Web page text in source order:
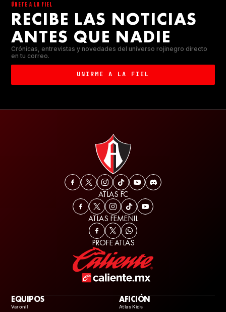
ÚNETE A LA FIEL
RECIBE LAS NOTICIAS
ANTES QUE NADIE
Crónicas, entrevistas y novedades del universo rojinegro directo
en tu correo.
UNIRME A LA FIEL
ATLAS FC
ATLAS FEMENIL
PROFE ATLAS
EQUIPOS
Varonil
AFICIÓN
Atlas Kids